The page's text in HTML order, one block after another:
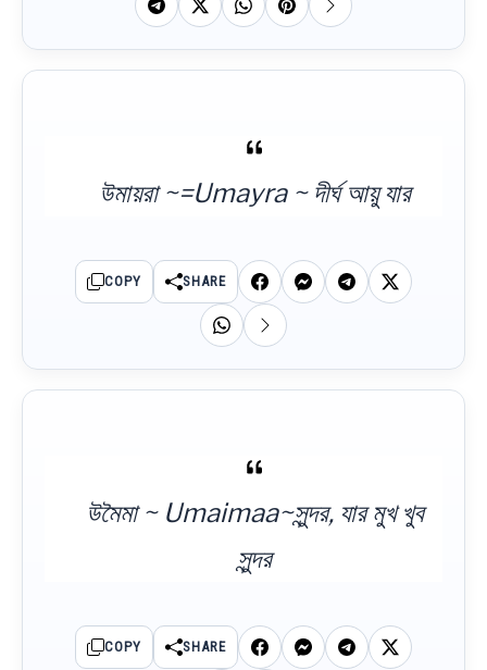
উমায়রা ~=Umayra ~ দীর্ঘ আয়ু যার
COPY SHARE
উমৈমা ~ Umaimaa~সুন্দর, যার মুখ খুব
সুন্দর
COPY SHARE